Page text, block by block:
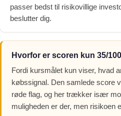
passer bedst til risikovillige
beslutter dig.
Hvorfor er scoren kun 35/
Fordi kursmålet kun viser, hvad
købssignal. Den samlede score
røde flag, og her trækker især
muligheden er der, men risikoen